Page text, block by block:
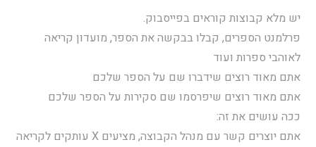
יש מלא קבוצות קוראים בפייסבוק.
פרלמנט הספרים, קבלו בבקשה את הספר, מועדון קריאה
לאוהבי ספרות ועוד
אתם מאוד רוצים שידברו שם על הספר שלכם
אתם מאוד רוצים שיפרסמו שם סקירות על הספר שלכם
ככה עושים את זה:
אתם יוצרים קשר עם מנהל הקבוצה, מציעים X עותקים לקריאה